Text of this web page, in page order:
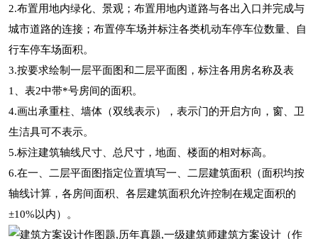
2.布置用地内绿化、景观；布置用地内道路与各出入口并完成与
城市道路的连接；布置停车场并标注各类机动车停车位数量、自
行车停车场面积。
3.按要求绘制一层平面图和二层平面图，标注各用房名称及表
1、表2中带*号房间的面积。
4.画出承重柱、墙体（双线表示），表示门的开启方向，窗、卫
生洁具可不表示。
5.标注建筑轴线尺寸、总尺寸，地面、楼面的相对标高。
6.在一、二层平面图指定位置填写一、二层建筑面积（面积均按
轴线计算，各房间面积、各层建筑面积允许控制在规定面积的
±10%以内）。